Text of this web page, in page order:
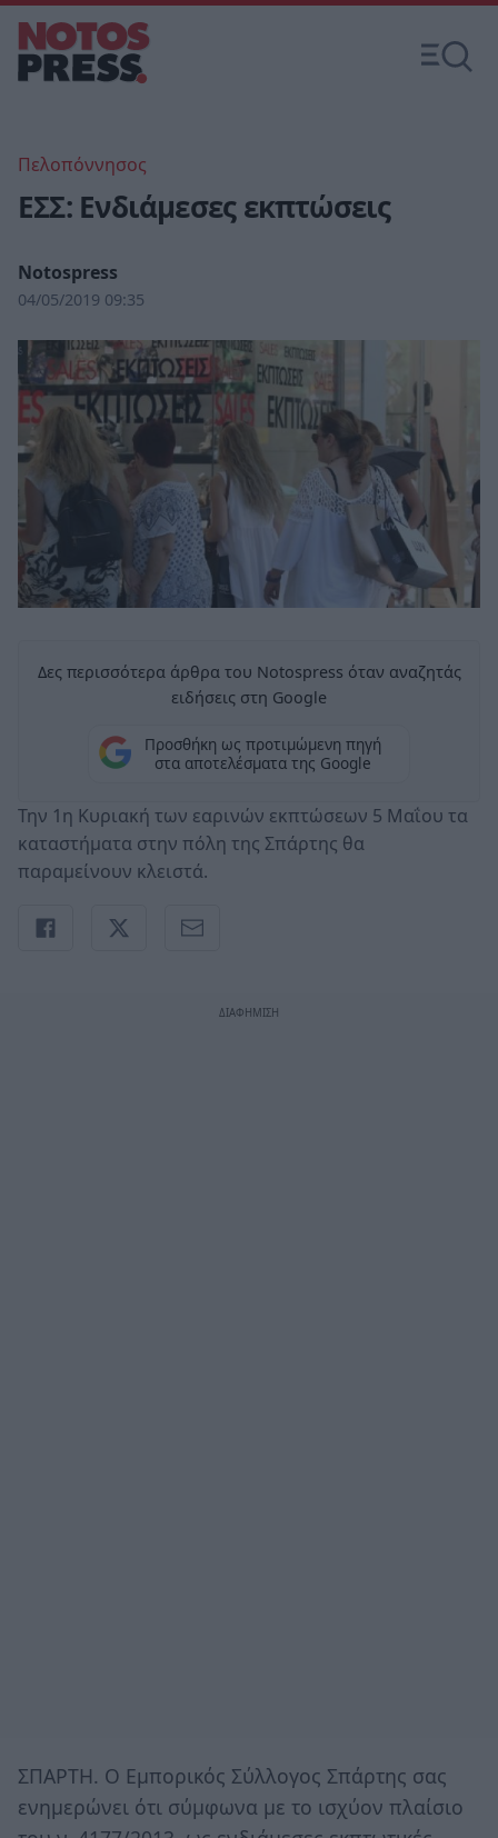
Πελοπόννησος
ΕΣΣ: Ενδιάμεσες εκπτώσεις
Notospress
04/05/2019 09:35
Δες περισσότερα άρθρα του Notospress όταν αναζητάς
ειδήσεις στη Google
Προσθήκη ως προτιμώμενη πηγή
στα αποτελέσματα της Google
Την 1η Κυριακή των εαρινών εκπτώσεων 5 Μαΐου τα
καταστήματα στην πόλη της Σπάρτης θα
παραμείνουν κλειστά.
ΣΠΑΡΤΗ. Ο Εμπορικός Σύλλογος Σπάρτης σας
ενημερώνει ότι σύμφωνα με το ισχύον πλαίσιο